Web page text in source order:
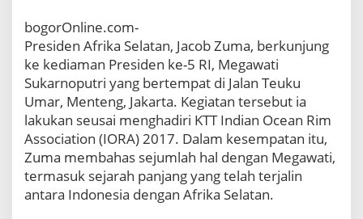
a
n
U
n
t
u
k
S
u
k
a
bogorOnline.com-
Presiden Afrika Selatan, Jacob Zuma, berkunjung
ke kediaman Presiden ke-5 RI, Megawati
Sukarnoputri yang bertempat di Jalan Teuku
Umar, Menteng, Jakarta. Kegiatan tersebut ia
lakukan seusai menghadiri KTT Indian Ocean Rim
Association (IORA) 2017. Dalam kesempatan itu,
Zuma membahas sejumlah hal dengan Megawati,
termasuk sejarah panjang yang telah terjalin
antara Indonesia dengan Afrika Selatan.